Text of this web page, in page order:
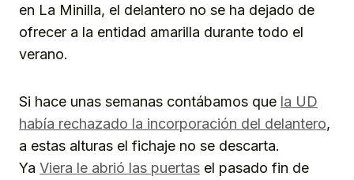
en La Minilla, el delantero no se ha dejado de
ofrecer a la entidad amarilla durante todo el
verano.
Si hace unas semanas contábamos que la UD
había rechazado la incorporación del delantero,
a estas alturas el fichaje no se descarta.
Ya Viera le abrió las puertas el pasado fin de